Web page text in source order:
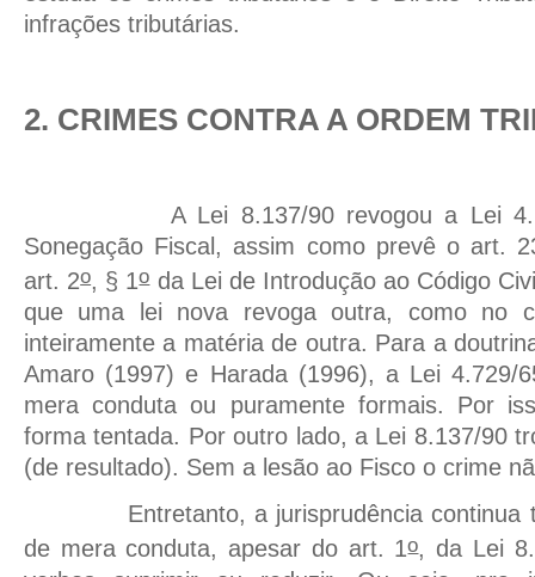
infrações tributárias.
2. CRIMES CONTRA A ORDEM
A Lei 8.137/90 revogou a Lei
Sonegação Fiscal, assim como prevê o art.
art. 2o, § 1oda Lei de Introdução ao Código
que uma lei nova revoga outra, como no
inteiramente a matéria de outra. Para a
Amaro (1997) e Harada (1996), a Lei 4.729/
mera conduta ou puramente formais. Por
forma tentada. Por outro lado, a Lei 8.137/90
(de resultado). Sem a lesão ao Fisco o crime
Entretanto, a jurisprudência continua
de mera conduta, apesar do art. 1o, da Lei